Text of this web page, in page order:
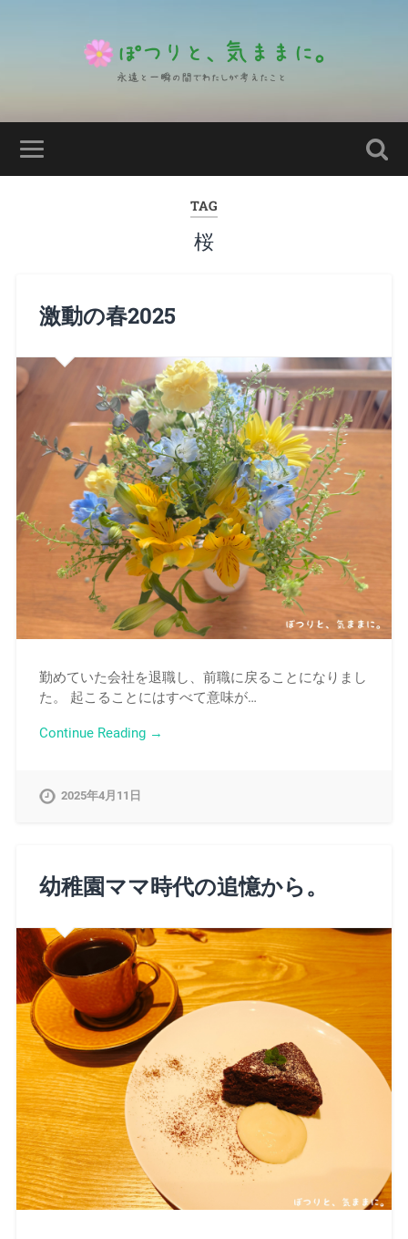
TAG
桜
激動の春2025
勤めていた会社を退職し、前職に戻ることになりまし
た。 起こることにはすべて意味が…
Continue Reading →
2025年4月11日
幼稚園ママ時代の追憶から。